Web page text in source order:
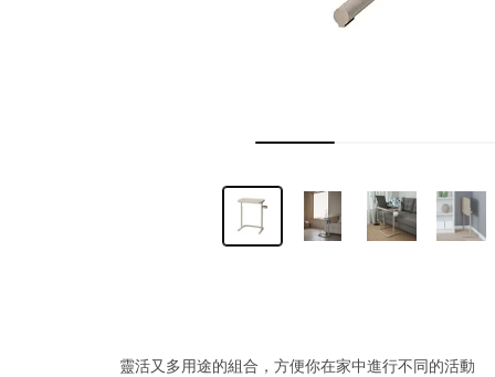
靈活又多用途的組合，方便你在家中進行不同的活動